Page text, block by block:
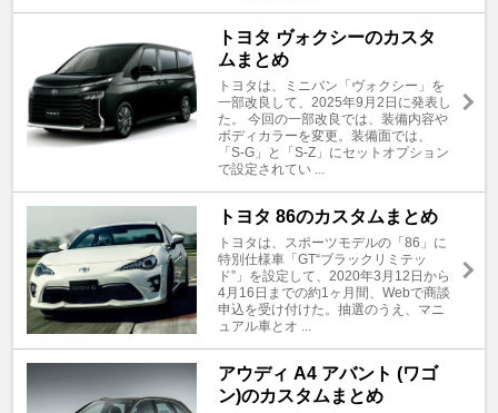
トヨタ ヴォクシーのカスタ
ムまとめ
トヨタは、ミニバン「ヴォクシー」を
一部改良して、2025年9月2日に発表し
た。 今回の一部改良では、装備内容や
ボディカラーを変更。装備面では、
「S-G」と「S-Z」にセットオプション
で設定されてい ...
トヨタ 86のカスタムまとめ
トヨタは、スポーツモデルの「86」に
特別仕様車「GT“ブラックリミテッ
ド”」を設定して、2020年3月12日から
4月16日までの約1ヶ月間、Webで商談
申込を受け付けた。抽選のうえ、マニ
ュアル車とオ ...
アウディ A4 アバント (ワゴ
ン)のカスタムまとめ